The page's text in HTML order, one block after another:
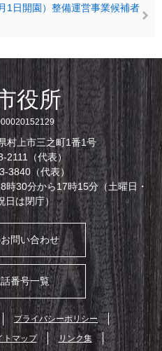
1日開園）整備運営事業候補者
役所
上市三之町1番1号
2111（代表）
3840（代表）
30分から17時15分（土曜日・
日は閉庁）
問い合わせ
番号一覧
プライバシーポリシー
トマップ リンク集